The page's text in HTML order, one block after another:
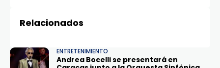
Relacionados
ENTRETENIMIENTO
Andrea Bocelli se presentará en